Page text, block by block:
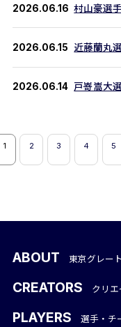
2026.06.16 村山豪選
2026.06.15 近藤蘭丸
2026.06.14 戸嵜嵩大
1 2 3 4 5
ABOUT 東京グレー
CREATORS クリ
PLAYERS 選手・チ